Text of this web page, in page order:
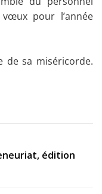
pour l’année
de sa miséricorde.
édition